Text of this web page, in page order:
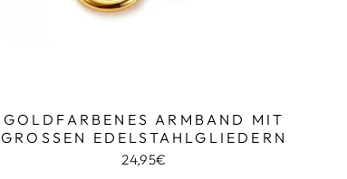
GOLDFARBENES ARMBAND MIT
GROSSEN EDELSTAHLGLIEDERN
24,95€